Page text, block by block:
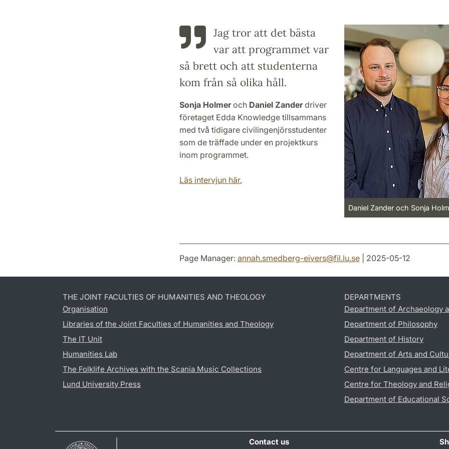
Daniel Zander och Sonja
Jag tror att det bästa
var att programmet var
så brett och att studenterna
kom från så olika håll.
Sonja Holmeroch Daniel Zanderdriver
företaget Edda Knowledge tillsammans
med två tidigare civilingenjörsstudenter
som de träffade under en projektkurs
inom programmet.
Läs intervjun här.
Page Manager: annah.smedberg-eivers@fil.lu.se| 2025-05-12
THE JOINT FACULTIES OF HUMANITIES AND THEOLOGY
Organisation
Libraries of the Joint Faculties of Humanities and Theology
The IT Unit
Humanities Lab
The Folklife Archives with the Scania Music Collections
Lund University Press
DEPARTMENTS
Department of Archaeology
Department of Philosophy
Department of History
Department of Arts and
Centre for Languages and
Centre for Theology and
Department of Educational
Contact us